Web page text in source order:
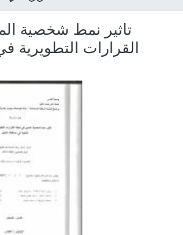
تاثير نمط شخصية
القرارات